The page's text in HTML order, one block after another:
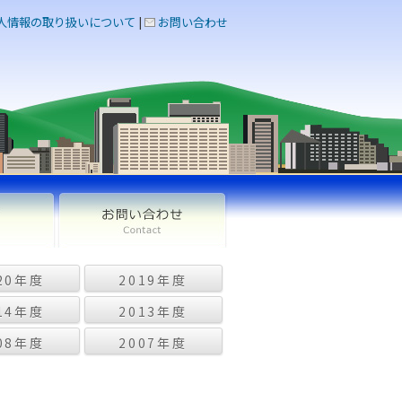
情報の取り扱いについて | お問い合わせ
年度
2019年度
年度
2013年度
年度
2007年度